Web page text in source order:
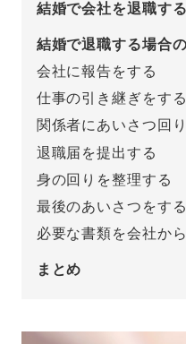
結婚で会社を退職す
結婚で退職する場合
会社に報告をする
仕事の引き継ぎをする
関係者にあいさつ回
退職届を提出する
身の回りを整理する
最後のあいさつをする
必要な書類を会社か
まとめ
パーフェクトプロポ
プロポーズシチュエ
婚約指輪マッチング
プロポーズプラン検索
ダイヤモンドの品質
プロポーズの方法
タイミング
プレゼント
場所
プ
I-
I-PRIMO公式